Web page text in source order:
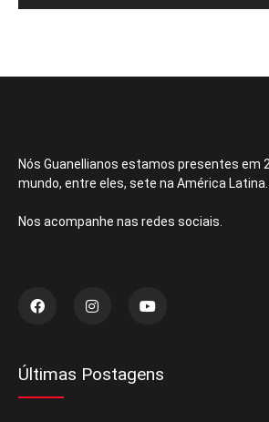
Nós Guanellianos estamos presentes em
mundo, entre eles, sete na América Latina.
Nos acompanhe nas redes sociais.
Últimas Postagens